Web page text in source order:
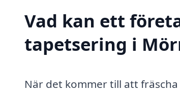
Vad kan ett
tapetsering i
När det kommer till att